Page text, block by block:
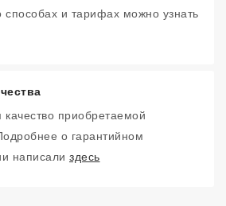
способах и тарифах можно узнать
качество приобретаемой
о гарантийном
написали здесь